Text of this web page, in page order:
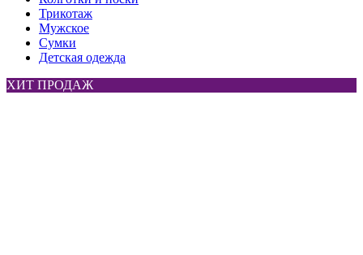
Трикотаж
Мужское
Сумки
Детская одежда
ХИТ ПРОДАЖ